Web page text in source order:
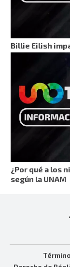
Billie Eilish
¿Por qué a los
según la UNAM